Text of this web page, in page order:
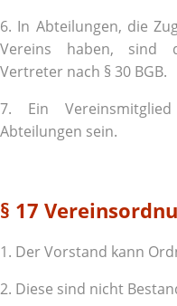
6. In Abteilungen, die
Vereins haben, sind
Vertreter nach § 30 BGB.
7. Ein
Abteilungen sein.
§ 17
1. Der Vorstand kann
2. Diese sind nicht